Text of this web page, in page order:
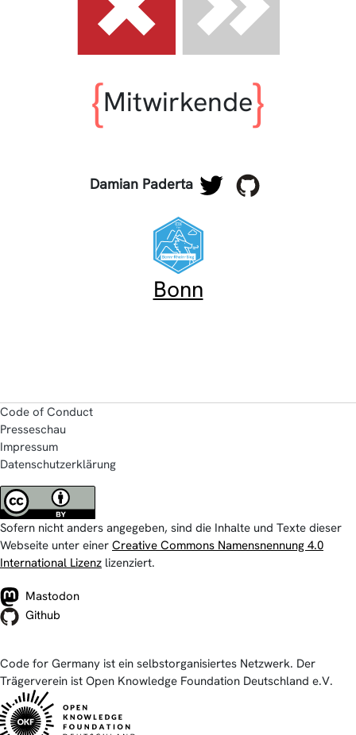
Mitwirkende
Damian Paderta
Bonn
Code of Conduct
Presseschau
Impressum
Datenschutzerklärung
Sofern nicht anders angegeben, sind die Inhalte und Texte dieser
Webseite unter einer Creative Commons Namensnennung 4.0
International Lizenz lizenziert.
Mastodon
Github
Code for Germany ist ein selbstorganisiertes Netzwerk. Der
Trägerverein ist Open Knowledge Foundation Deutschland e.V.